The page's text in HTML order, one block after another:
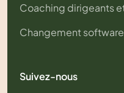
Coaching dirigeants
Changement software
Suivez-nous